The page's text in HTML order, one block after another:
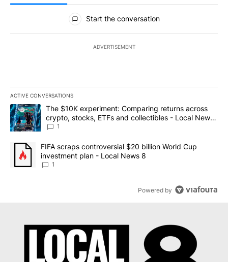
All Comments
Start the conversation
ADVERTISEMENT
ACTIVE CONVERSATIONS
The following is a list of the most commented articles in the last
A trending article titled "The $10K experiment: Comparing
The $10K experiment: Comparing returns across
crypto, stocks, ETFs and collectibles - Local News
8
1
A trending article titled "FIFA scraps controversial $20 billion
FIFA scraps controversial $20 billion World Cup
investment plan - Local News 8
1
Powered by